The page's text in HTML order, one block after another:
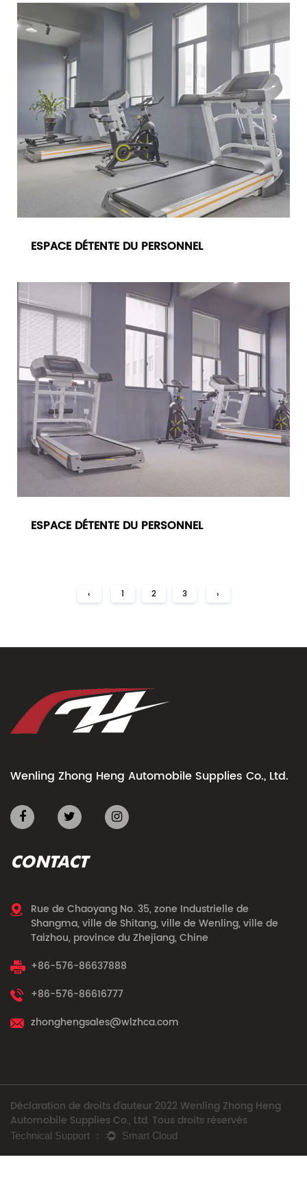
ESPACE DÉTENTE DU PERSONNEL
ESPACE DÉTENTE DU PERSONNEL
‹ 1 2 3 ›
Wenling Zhong Heng Automobile Supplies Co., Ltd.
CONTACT
Rue de Chaoyang No. 35, zone Industrielle de
Shangma, ville de Shitang, ville de Wenling, ville de
Taizhou, province du Zhejiang, Chine
+86-576-86637888
+86-576-86616777
zhonghengsales@wlzhca.com
Déclaration de droits d'auteur 2022 Wenling Zhong Heng
Automobile Supplies Co., Ltd. Tous droits réservés